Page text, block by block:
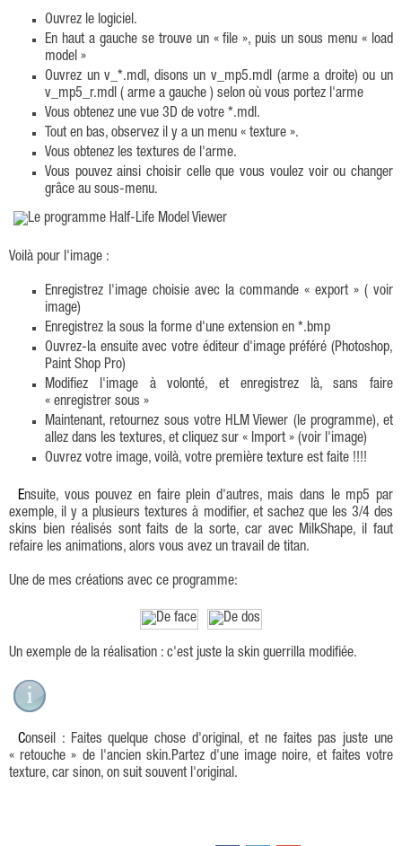
Ouvrez le logiciel.
En haut a gauche se trouve un « file », puis un sous menu « load
model »
Ouvrez un v_*.mdl, disons un v_mp5.mdl (arme a droite) ou un
v_mp5_r.mdl ( arme a gauche ) selon où vous portez l'arme
Vous obtenez une vue 3D de votre *.mdl.
Tout en bas, observez il y a un menu « texture ».
Vous obtenez les textures de l'arme.
Vous pouvez ainsi choisir celle que vous voulez voir ou changer
grâce au sous-menu.
Voilà pour l'image :
Enregistrez l'image choisie avec la commande « export » ( voir
image)
Enregistrez la sous la forme d'une extension en *.bmp
Ouvrez-la ensuite avec votre éditeur d'image préféré (Photoshop,
Paint Shop Pro)
Modifiez l'image à volonté, et enregistrez là, sans faire
« enregistrer sous »
Maintenant, retournez sous votre HLM Viewer (le programme), et
allez dans les textures, et cliquez sur « Import » (voir l'image)
Ouvrez votre image, voilà, votre première texture est faite !!!!
Ensuite, vous pouvez en faire plein d'autres, mais dans le mp5 par
exemple, il y a plusieurs textures à modifier, et sachez que les 3/4 des
skins bien réalisés sont faits de la sorte, car avec MilkShape, il faut
refaire les animations, alors vous avez un travail de titan.
Une de mes créations avec ce programme:
Un exemple de la réalisation : c'est juste la skin guerrilla modifiée.
Conseil : Faites quelque chose d'original, et ne faites pas juste une
« retouche » de l'ancien skin.Partez d'une image noire, et faites votre
texture, car sinon, on suit souvent l'original.